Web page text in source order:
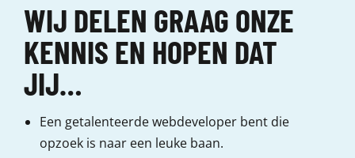
WIJ DELEN GRAAG ONZE
KENNIS EN HOPEN DAT
JIJ…
Een getalenteerde webdeveloper bent die
opzoek is naar een leuke baan.